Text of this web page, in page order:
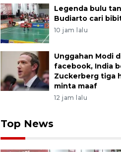
Legenda bulu
Budiarto cari
10 jam lalu
Unggahan Modi
facebook, India
Zuckerberg tiga
minta maaf
12 jam lalu
Top News